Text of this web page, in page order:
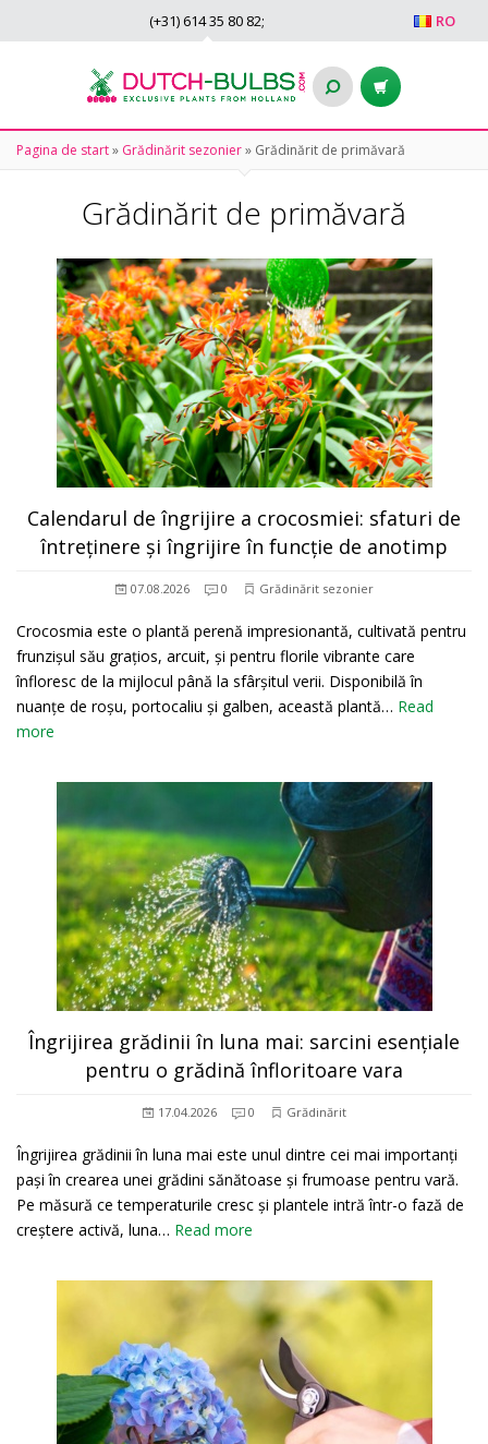
RO
(+31) 614 35 80 82;
Pagina de start» Grădinărit sezonier» Grădinărit de primăvară
Grădinărit de primăvară
Calendarul de îngrijire a crocosmiei: sfaturi de
întreținere și îngrijire în funcție de anotimp
07.08.2026 0 Grădinărit sezonier
Crocosmia este o plantă perenă impresionantă, cultivată pentru
frunzișul său grațios, arcuit, și pentru florile vibrante care
înfloresc de la mijlocul până la sfârșitul verii. Disponibilă în
nuanțe de roșu, portocaliu și galben, această plantă… Read
more
Îngrijirea grădinii în luna mai: sarcini esențiale
pentru o grădină înfloritoare vara
17.04.2026 0 Grădinărit
Îngrijirea grădinii în luna mai este unul dintre cei mai importanți
pași în crearea unei grădini sănătoase și frumoase pentru vară.
Pe măsură ce temperaturile cresc și plantele intră într-o fază de
creștere activă, luna… Read more